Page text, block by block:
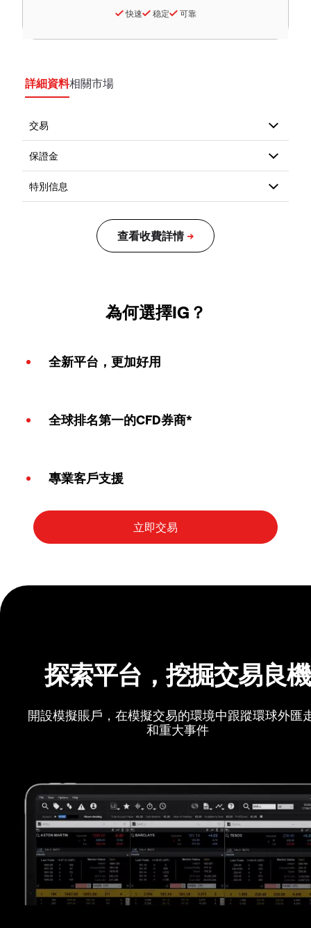
快速 稳定 可靠
詳細資料相關市場
為何選擇IG？
全新平台，更加好用
全球排名第一的CFD券商*
專業客戶支援
探索平台，挖掘交易良機
開設模擬賬戶，在模擬交易的環境中跟蹤環球外匯
和重大事件